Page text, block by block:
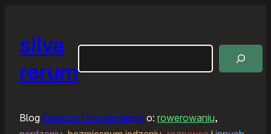
silva
rerum
Blog Łukasza Horodeckiego o: rowerowaniu,